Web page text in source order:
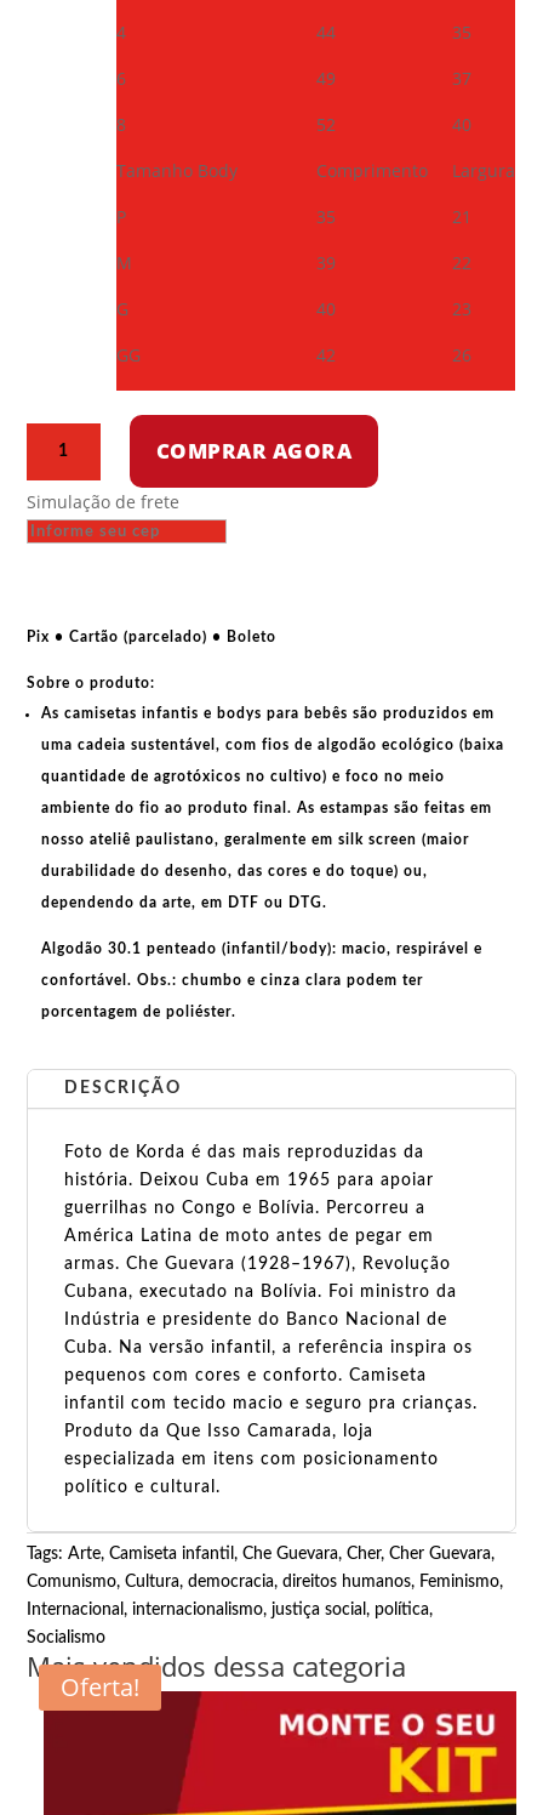
4
44
35
6
49
37
8
52
40
Tamanho Body
Comprimento
Largura
P
35
21
M
39
22
G
40
23
GG
42 26
Cher
Guevara
COMPRAR AGORA
Simulação de frete
Pix • Cartão (parcelado) • Boleto
Sobre o produto:
Ascamisetas infantis e bodys para bebês são produzidos em
uma cadeia sustentável, com fios dealgodão ecológico (baixa
quantidade de agrotóxicos no cultivo) e foco no meio
ambiente do fio ao produto final. Asestampas são feitas em
nosso ateliê paulistano, geralmente emsilk screen (maior
durabilidade do desenho, das cores e do toque) ou,
dependendo da arte, em DTF ou DTG.
Algodão 30.1 penteado (infantil/body): macio, respirável e
confortável.Obs.: chumbo e cinza clara podem ter
porcentagem de poliéster.
DESCRIÇÃO
Foto de Korda é das mais reproduzidas da
história. Deixou Cuba em 1965 para apoiar
guerrilhas no Congo e Bolívia. Percorreu a
América Latina de moto antes de pegar em
armas. Che Guevara (1928–1967), Revolução
Cubana, executado na Bolívia. Foi ministro da
Indústria e presidente do Banco Nacional de
Cuba. Na versão infantil, a referência inspira os
pequenos com cores e conforto. Camiseta
infantil com tecido macio e seguro pra crianças.
Produto da Que Isso Camarada, loja
especializada em itens com posicionamento
político e cultural.
Tags:Arte,Camiseta infantil,Che Guevara,Cher,Cher Guevara,
Comunismo,Cultura,democracia,direitos humanos, Feminismo,
Internacional, internacionalismo, justiça social, política,
Socialismo
Mais vendidos dessa categoria
Oferta!